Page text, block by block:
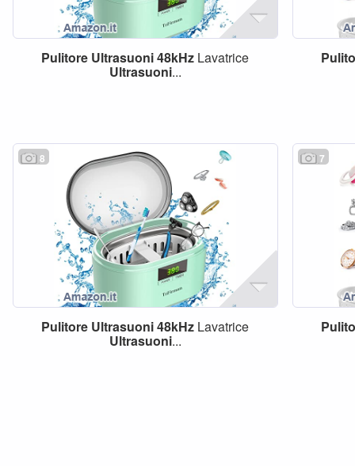
Pulitore Ultrasuoni48kHz Lavatrice
Ultrasuoni...
8
Pulitore Ultrasuoni48kHz Lavatrice
Ultrasuoni...
7